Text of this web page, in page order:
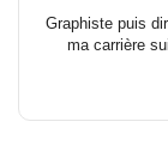
Graphiste puis
ma carrière